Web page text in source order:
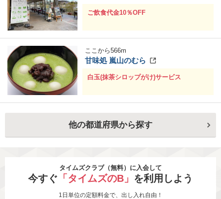
ご飲食代金10％OFF
ここから566m
甘味処 嵐山のむら
白玉(抹茶シロップがけ)サービス
他の都道府県から探す
タイムズクラブ（無料）に入会して
今すぐ 「タイムズのB」 を利用しよう
1日単位の定額料金で、出し入れ自由！